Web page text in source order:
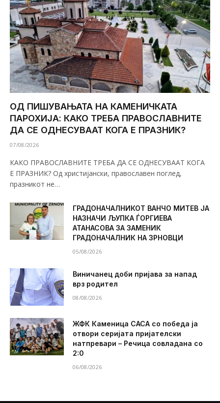
ОД ПИШУВАЊАТА НА КАМЕНИЧКАТА
ПАРОХИЈА: КАКО ТРЕБА ПРАВОСЛАВНИТЕ
ДА СЕ ОДНЕСУВААТ КОГА Е ПРАЗНИК?
07/08/2026
КАКО ПРАВОСЛАВНИТЕ ТРЕБА ДА СЕ ОДНЕСУВААТ КОГА
Е ПРАЗНИК? Од христијански, православен поглед,
празникот не…
ГРАДОНАЧАЛНИКОТ ВАНЧО МИТЕВ ЈА
НАЗНАЧИ ЉУПКА ЃОРГИЕВА
АТАНАСОВА ЗА ЗАМЕНИК
ГРАДОНАЧАЛНИК НА ЗРНОВЦИ
05/08/2026
Виничанец доби пријава за напад
врз родител
08/08/2026
ЖФК Каменица САСА со победа ја
отвори серијата пријателски
натпревари – Речица совладана со
2:0
06/08/2026